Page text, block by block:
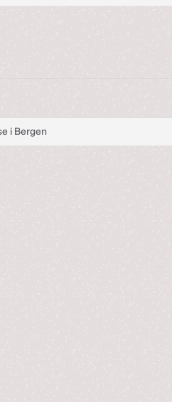
i Bergen